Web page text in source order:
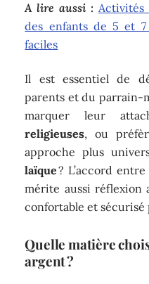
A lire aussi : Activités
des enfants de 5 et
faciles
Il est essentiel de
parents et du parrain-
marquer leur
religieuses, ou
approche plus
laïque? L’accord entre
mérite aussi réflexion
confortable et sécurisé
Quelle matière
argent ?